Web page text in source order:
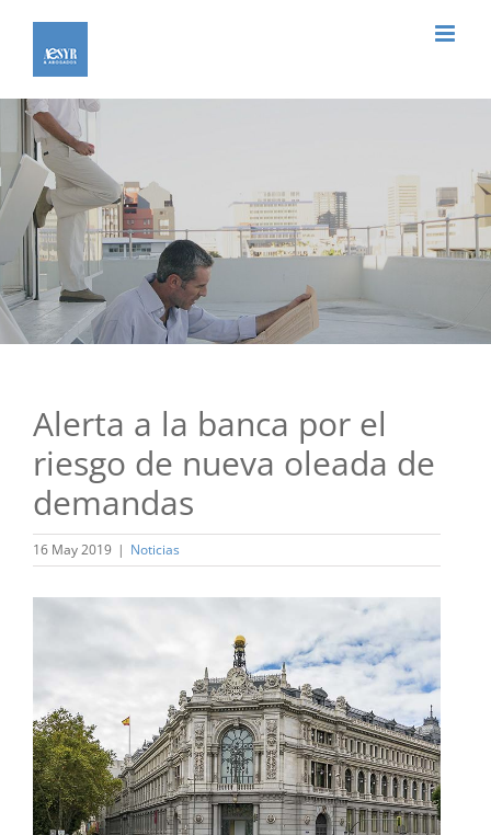
contenido
Alerta a la banca por el
riesgo de nueva oleada de
demandas
16 May 2019 | Noticias